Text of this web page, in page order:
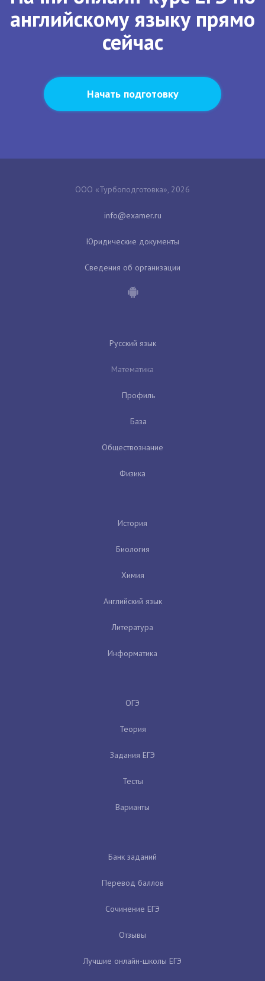
английскому языку прямо
сейчас
Начать подготовку
ООО «Турбоподготовка», 2026
Юридические документы
Сведения об организации
Русский язык
Математика
Профиль
База
Обществознание
Физика
История
Биология
Химия
Английский язык
Литература
Информатика
ОГЭ
Теория
Задания ЕГЭ
Тесты
Варианты
Банк заданий
Перевод баллов
Сочинение ЕГЭ
Отзывы
Лучшие онлайн-школы ЕГЭ